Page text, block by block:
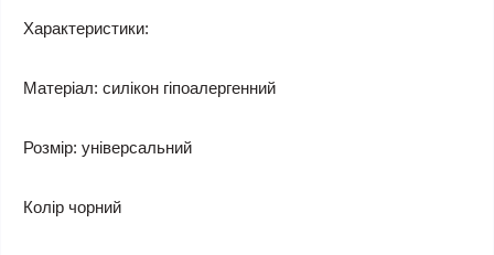
Характеристики:
Матеріал: силікон гіпоалергенний
Розмір: універсальний
Колір чорний